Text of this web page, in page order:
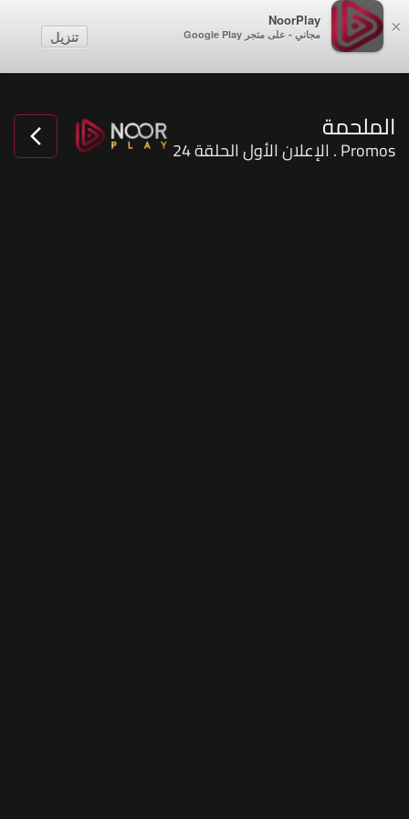
×
NoorPlay
مجاني - على متجر Google Play تنزيل
الملحمة
Promos . الإعلان الأول الحلقة 24